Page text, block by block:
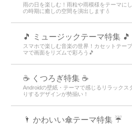
雨の日を楽しむ！雨粒や雨模様をテーマに
の時期に癒しの空間を演出します💧
🎵 ミュージックテーマ特集 🎵
スマホで楽しむ音楽の世界！カセットテー
マで画面をリズムで彩ろう🎵
☕ くつろぎ特集 ☕
Androidの壁紙・テーマで感じるリラックス
りするデザインが勢揃い！
🌂 かわいい傘テーマ特集 ☔